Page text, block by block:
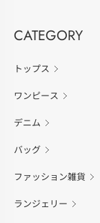
CATEGORY
トップス
ワンピース
デニム
バッグ
ファッション雑貨
ランジェリー